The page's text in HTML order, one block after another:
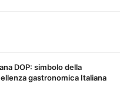
DOP: simbolo della
gastronomica Italiana